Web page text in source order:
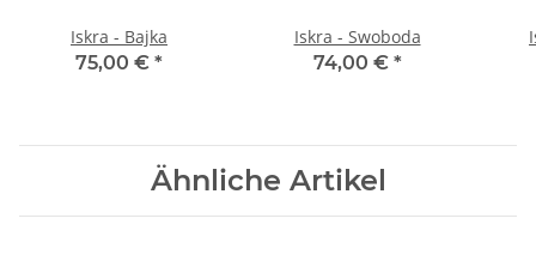
Iskra - Bajka
75,00 € *
Iskra - Swoboda
74,00 € *
Ähnliche Artikel